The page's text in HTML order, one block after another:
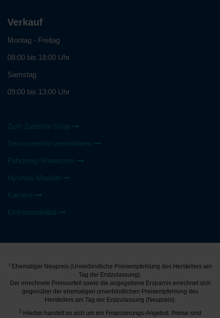
Verkauf
Montag - Freitag
08:00 bis 18:00 Uhr
Samstag
09:00 bis 13:00 Uhr
Zum Zubehör-Shop
Servicetermin vereinbaren
Fahrzeug-Showroom
Hyundai Modelle
Karriere
Elektromobilität
1 Ehemaliger Neupreis (Unverbindliche Preisempfehlung des Herstellers am
Tag der Erstzulassung).
Der errechnete Preisvorteil sowie die angegebene Ersparnis errechnet sich
gegenüber der ehemaligen unverbindlichen Preisempfehlung des
Herstellers am Tag der Erstzulassung (Neupreis).
2 Hierbei handelt es sich um ein Finanzierungs-Angebot. Preise sind